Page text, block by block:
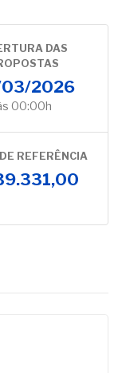
DAS
2026
00:00h
REFERÊNCIA